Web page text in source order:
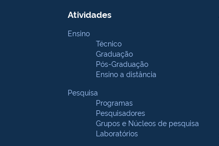
Atividades
Ensino
Técnico
Graduação
Pós-Graduação
Ensino a distância
Pesquisa
Programas
Pesquisadores
Grupos e Núcleos de pesquisa
Laboratórios